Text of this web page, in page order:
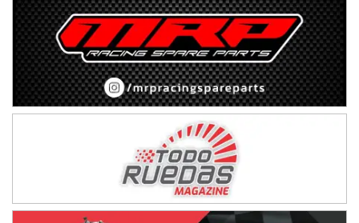
José Samuel Sánchez (Tierra)
Rufino (Santa Fe)
TUCUMANO - F5
Juan Navarro (Asfalto)
El Timbó (Tucumán)